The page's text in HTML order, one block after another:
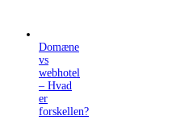
Domæne
vs
webhotel
– Hvad
er
forskellen?